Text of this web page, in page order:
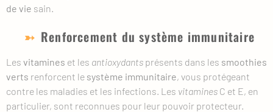
de vie sain.
Renforcement du système immunitaire
Les vitamines et les antioxydants présents dans les smoothies
verts renforcent le système immunitaire, vous protégeant
contre les maladies et les infections. Les vitamines C et E, en
particulier, sont reconnues pour leur pouvoir protecteur.